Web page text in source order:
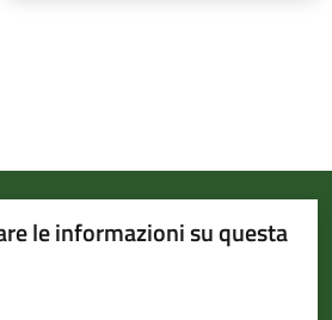
le informazioni su questa